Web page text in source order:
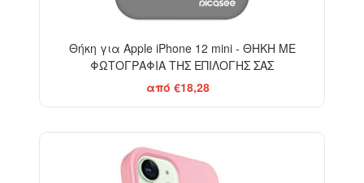
Θήκη για Apple iPhone 12 mini - ΘΗΚΗ ΜΕ
ΦΩΤΟΓΡΑΦΙΑ ΤΗΣ ΕΠΙΛΟΓΗΣ ΣΑΣ
από €18,28